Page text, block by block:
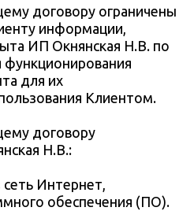
договору ограничены
информации,
ИП Окнянская Н.В. по
для их
Клиентом.
договору
Н.В.:
Интернет,
обеспечения (ПО).